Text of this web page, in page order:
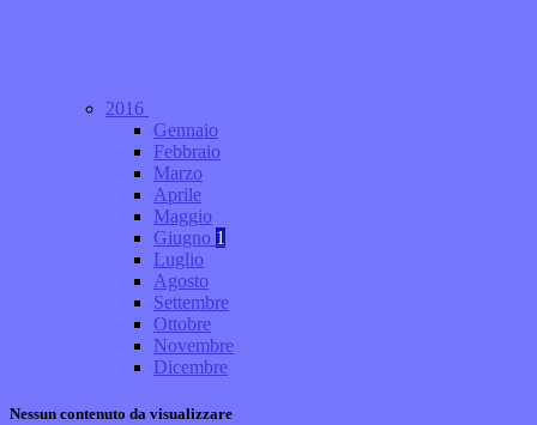
2016
Gennaio
Febbraio
Marzo
Aprile
Maggio
Giugno 1
Luglio
Agosto
Settembre
Ottobre
Novembre
Dicembre
Nessun contenuto da visualizzare